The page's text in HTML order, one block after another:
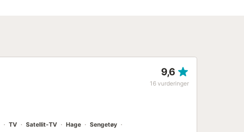
9,6
16 vurderinger
TV Satellit-TV Hage
Sengetøy